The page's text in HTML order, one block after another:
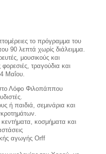
το πρόγραμμα του
90 λεπτά χωρίς διάλειμμα.
μουσικούς και
τραγούδια και
Μαΐου.
Λόφο Φιλοπάππου
ή παιδιά, σεμινάρια και
κοσμήματα και
αγωγής Orff